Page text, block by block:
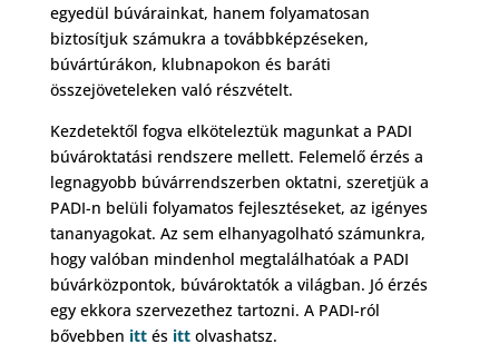
egyedül búvárainkat, hanem folyamatosan
biztosítjuk számukra a továbbképzéseken,
búvártúrákon, klubnapokon és baráti
összejöveteleken való részvételt.
Kezdetektől fogva elköteleztük magunkat a PADI
búvároktatási rendszere mellett. Felemelő érzés a
legnagyobb búvárrendszerben oktatni, szeretjük a
PADI-n belüli folyamatos fejlesztéseket, az igényes
tananyagokat. Az sem elhanyagolható számunkra,
hogy valóban mindenhol megtalálhatóak a PADI
búvárközpontok, búvároktatók a világban. Jó érzés
egy ekkora szervezethez tartozni. A PADI-ról
bővebben itt és itt olvashatsz.